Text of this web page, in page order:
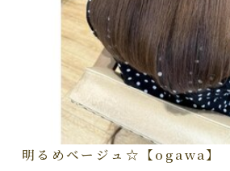
明るめベージュ☆【ogawa】